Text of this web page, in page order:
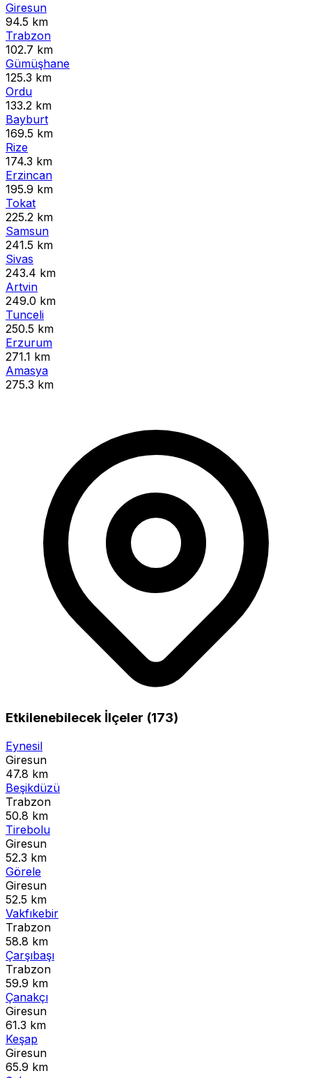
Giresun
94.5 km
Trabzon
102.7 km
Gümüşhane
125.3 km
Ordu
133.2 km
Bayburt
169.5 km
Rize
174.3 km
Erzincan
195.9 km
Tokat
225.2 km
Samsun
241.5 km
Sivas
243.4 km
Artvin
249.0 km
Tunceli
250.5 km
Erzurum
271.1 km
Amasya
275.3 km
Etkilenebilecek İlçeler (173)
Eynesil
Giresun
47.8 km
Beşikdüzü
Trabzon
50.8 km
Tirebolu
Giresun
52.3 km
Görele
Giresun
52.5 km
Vakfıkebir
Trabzon
58.8 km
Çarşıbaşı
Trabzon
59.9 km
Çanakçı
Giresun
61.3 km
Keşap
Giresun
65.9 km